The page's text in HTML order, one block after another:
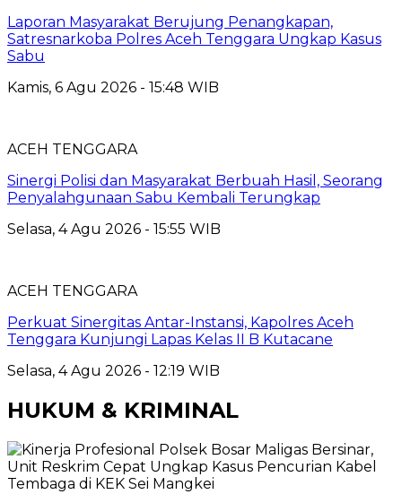
Laporan Masyarakat Berujung Penangkapan,
Satresnarkoba Polres Aceh Tenggara Ungkap Kasus
Sabu
Kamis, 6 Agu 2026 - 15:48 WIB
ACEH TENGGARA
Sinergi Polisi dan Masyarakat Berbuah Hasil, Seorang
Penyalahgunaan Sabu Kembali Terungkap
Selasa, 4 Agu 2026 - 15:55 WIB
ACEH TENGGARA
Perkuat Sinergitas Antar-Instansi, Kapolres Aceh
Tenggara Kunjungi Lapas Kelas II B Kutacane
Selasa, 4 Agu 2026 - 12:19 WIB
HUKUM & KRIMINAL